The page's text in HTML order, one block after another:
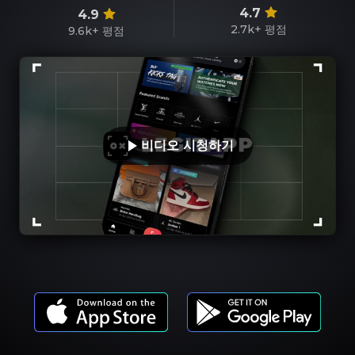
4.9
9.6k+ 평점
4.7
2.7k+ 평점
비디오 시청하기